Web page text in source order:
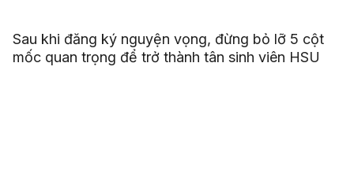
Sau khi đăng ký nguyện vọng, đừng bỏ lỡ 5 cột
mốc quan trọng để trở thành tân sinh viên HSU